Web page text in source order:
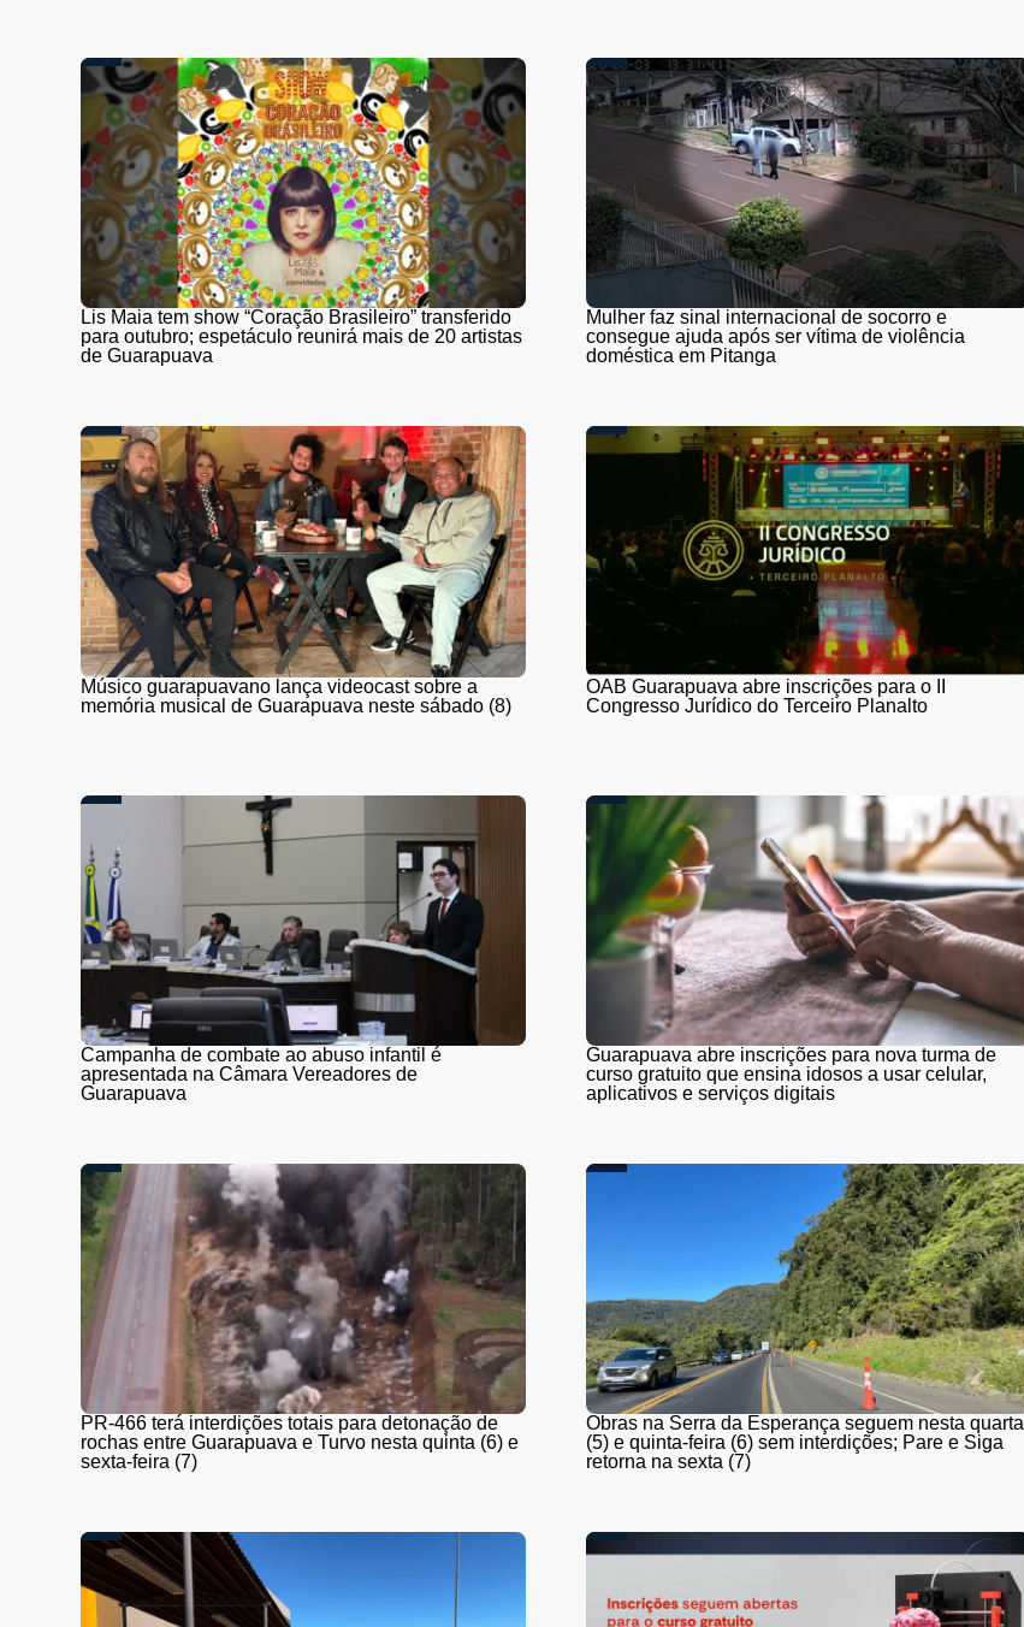
Lis Maia tem show “Coração Brasileiro” transferido
para outubro; espetáculo reunirá mais de 20 artistas
de Guarapuava
Mulher faz sinal internacional de socorro e
consegue ajuda após ser vítima de violência
doméstica em Pitanga
Músico guarapuavano lança videocast sobre a
memória musical de Guarapuava neste sábado (8)
OAB Guarapuava abre inscrições para o II
Congresso Jurídico do Terceiro Planalto
Campanha de combate ao abuso infantil é
apresentada na Câmara Vereadores de
Guarapuava
Guarapuava abre inscrições para nova turma de
curso gratuito que ensina idosos a usar celular,
aplicativos e serviços digitais
PR-466 terá interdições totais para detonação de
rochas entre Guarapuava e Turvo nesta quinta (6) e
sexta-feira (7)
Obras na Serra da Esperança seguem nesta quarta
(5) e quinta-feira (6) sem interdições; Pare e Siga
retorna na sexta (7)